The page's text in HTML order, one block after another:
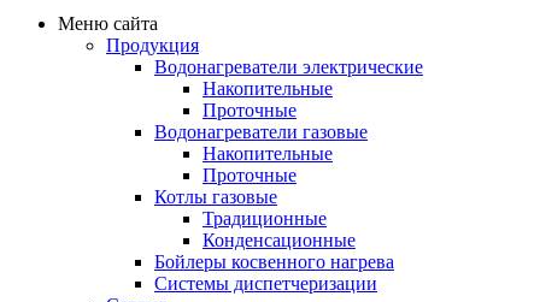
Меню сайта
Продукция
Водонагреватели электрические
Накопительные
Проточные
Водонагреватели газовые
Накопительные
Проточные
Котлы газовые
Традиционные
Конденсационные
Бойлеры косвенного нагрева
Системы диспетчеризации